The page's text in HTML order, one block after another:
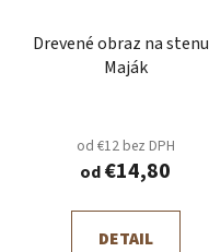
Drevené obraz na stenu -
Maják
od €12 bez DPH
od€14,80
DETAIL